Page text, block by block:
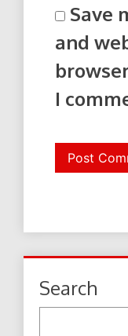
Save
and
I
Search